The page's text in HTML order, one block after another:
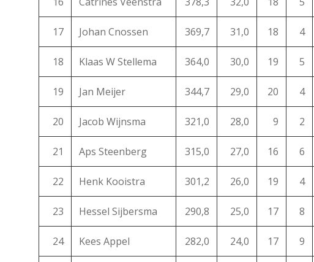
17 Johan Cnossen 369,7 31,0 18 4
18 Klaas W Stellema 364,0 30,0 19 5
19 Jan Meijer 344,7 29,0 20 4
20 Jacob Wijnsma 321,0 28,0 9 2
21 Aps Steenberg 315,0 27,0 16 6
22 Henk Kooistra 301,2 26,0 19 4
23 Hessel Sijbersma 290,8 25,0 17 8
24 Kees Appel 282,0 24,0 17 9